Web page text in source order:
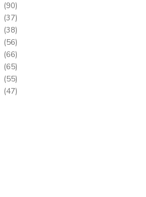
(90)
(37)
(38)
(56)
(66)
(65)
(55)
(47)